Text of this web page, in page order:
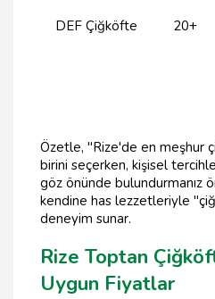
DEF Çiğköfte 20+
Özetle, "Rize'de en meşhur
birini seçerken, kişisel
göz önünde bulundurmanız
kendine has lezzetleriyle
deneyim sunar.
Rize Toptan
Uygun Fiyatlar